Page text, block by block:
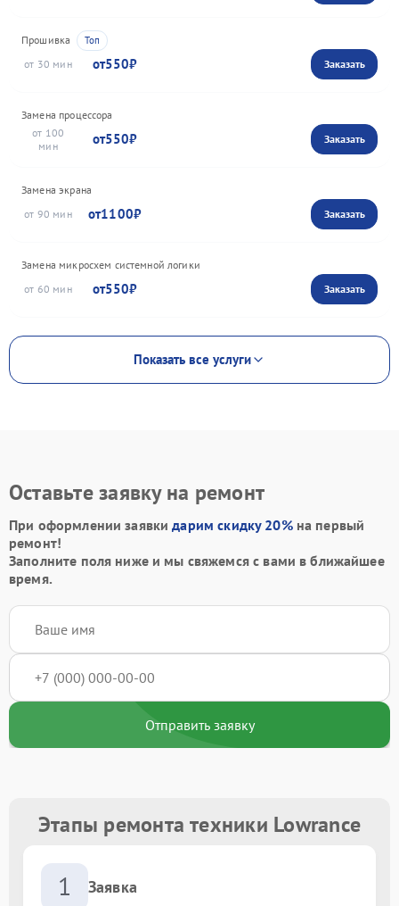
Прошивка
30
550
Замена процессора
100
550
Замена экрана
90
1100
Замена микросхем системной логики
60
550
Показать все услуги
Оставьте заявку на ремонт
При оформлении заявкидарим скидку 20%на первый
ремонт!
Заполните поля ниже и мы свяжемся с вами в ближайшее
время.
Отправить заявку
Этапы ремонта техники Lowrance
1 Заявка